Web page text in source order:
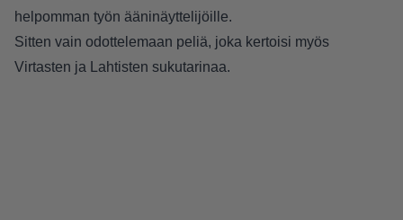
helpomman työn ääninäyttelijöille.
Sitten vain odottelemaan peliä, joka kertoisi myös
Virtasten ja Lahtisten sukutarinaa.